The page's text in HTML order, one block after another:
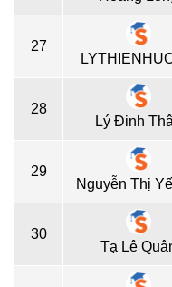
27
28
Lý Đinh
29
Nguyễn Thị
30
Tạ Lê